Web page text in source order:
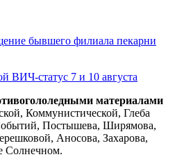
бывшего филиала пекарни
ВИЧ-статус 7 и 10 августа
материалами
Коммунистической, Глеба
Постышева, Ширямова,
Аносова, Захарова,
Солнечном.